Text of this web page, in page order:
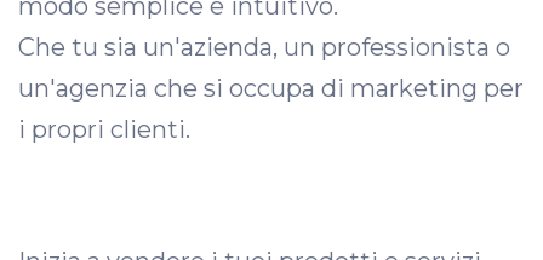
modo semplice e intuitivo.
Che tu sia un'azienda, un professionista o
un'agenzia che si occupa di marketing per
i propri clienti.